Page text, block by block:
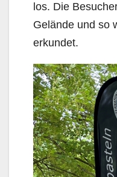
los. Die
Gelände und so
erkundet.